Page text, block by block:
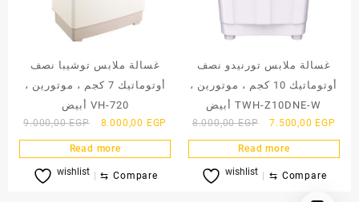
غسالة ملابس توشيبا نصف
أوتوماتيك 7 كجم ، موتورين ،
أبيض VH-720
9.000,00EGP
Original
price
was:
9.000,00 EGP.
8.000,00 EGP Current
price
is:
8.000,00 EGP.
Read more
wishlist ⇆ Compare
غسالة ملابس تورنيدو نصف
أوتوماتيك 10 كجم ، موتورين ،
أبيض TWH-Z10DNE-W
8.000,00EGP
Original
price
was:
8.000,00 EGP.
7.500,00 EGP
price
is:
Read more
wishlist ⇆ Compare